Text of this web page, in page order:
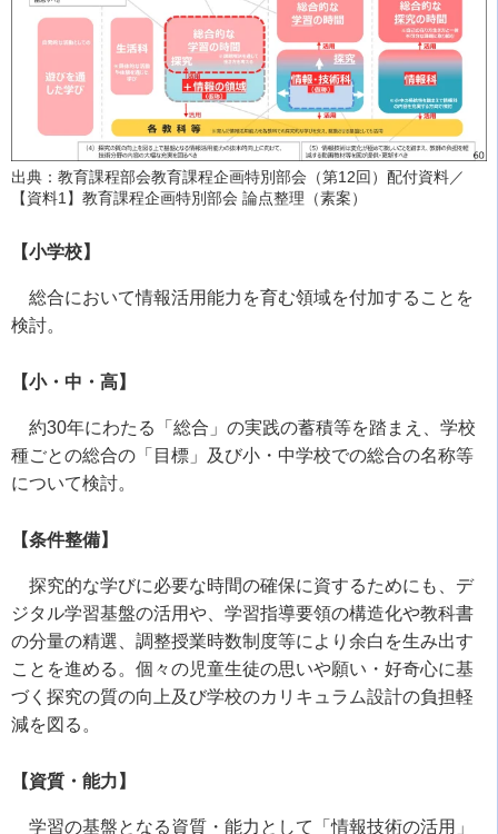
出典：教育課程部会教育課程企画特別部会（第12回）配付資料／
【資料1】教育課程企画特別部会 論点整理（素案）
【小学校】
総合において情報活用能力を育む領域を付加することを
検討。
【小・中・高】
約30年にわたる「総合」の実践の蓄積等を踏まえ、学校
種ごとの総合の「目標」及び小・中学校での総合の名称等
について検討。
【条件整備】
探究的な学びに必要な時間の確保に資するためにも、デ
ジタル学習基盤の活用や、学習指導要領の構造化や教科書
の分量の精選、調整授業時数制度等により余白を生み出す
ことを進める。個々の児童生徒の思いや願い・好奇心に基
づく探究の質の向上及び学校のカリキュラム設計の負担軽
減を図る。
【資質・能力】
学習の基盤となる資質・能力として「情報技術の活用」